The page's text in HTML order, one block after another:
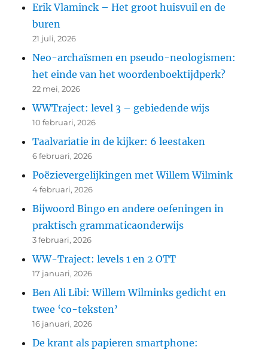
Erik Vlaminck – Het groot huisvuil en de
buren
21 juli, 2026
Neo-archaïsmen en pseudo-neologismen:
het einde van het woordenboektijdperk?
22 mei, 2026
WWTraject: level 3 – gebiedende wijs
10 februari, 2026
Taalvariatie in de kijker: 6 leestaken
6 februari, 2026
Poëzievergelijkingen met Willem Wilmink
4 februari, 2026
Bijwoord Bingo en andere oefeningen in
praktisch grammaticaonderwijs
3 februari, 2026
WW-Traject: levels 1 en 2 OTT
17 januari, 2026
Ben Ali Libi: Willem Wilminks gedicht en
twee ‘co-teksten’
16 januari, 2026
De krant als papieren smartphone: